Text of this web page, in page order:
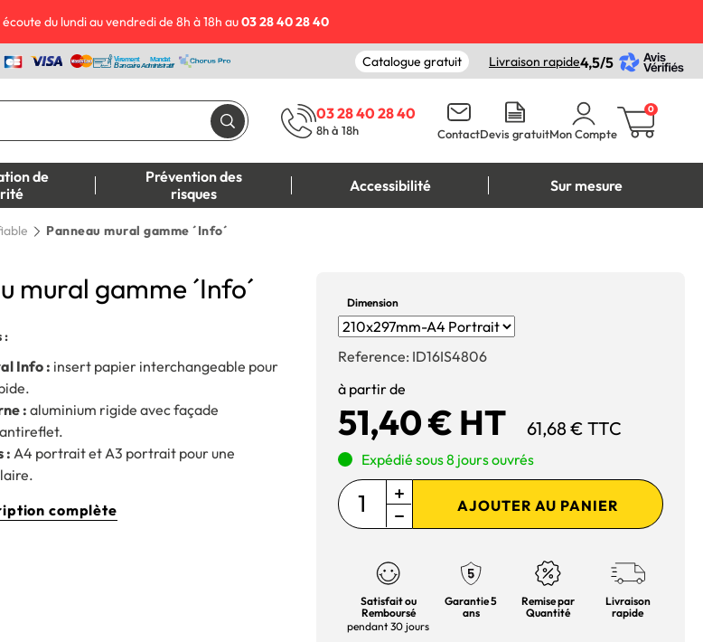
du lundi au vendredi de 8h à 18h au03 28 40 28 40
Catalogue gratuit Livraison rapide4,5/5
03 28 40 28 40
8h à 18h ContactDevis gratuitMon Compte
0
de
Prévention des
risques
Accessibilité Sur mesure
Panneau mural gamme ´Info´
mural gamme ´Info´
:
Info : insert papier interchangeable pour
: aluminium rigide avec façade
:A4 portrait et A3 portrait pour une
complète
Dimension
Reference: ID16IS4806
à partir de
51,40 € HT 61,68 € TTC
Expédié sous 8 jours ouvrés
AJOUTER AU PANIER
Satisfait ou
Remboursé
pendant 30 jours
Garantie 5
ans
Remise par
Quantité
Livraison
rapide